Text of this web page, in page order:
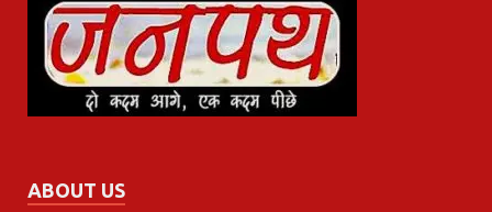
ABOUT US